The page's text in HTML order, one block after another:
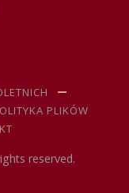
PLIKÓW
reserved.